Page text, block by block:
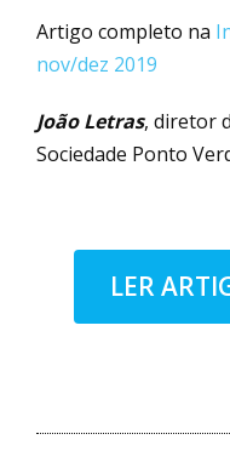
Artigo completo na
nov/dez 2019
João Letras, diretor
Sociedade Ponto
LER